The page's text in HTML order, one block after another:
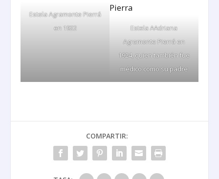
Estela Agramonte Pierrá
en 1922
Estela AAdriana
Agramonte Pierrá en
1924, quien también fue
médico como su padre
COMPARTIR: